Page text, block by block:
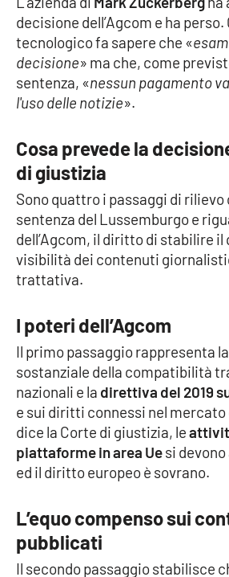
Venti di comunicazione
STREAMING
LaC Network
LaC OnAir
EDIZIONI
LOCALI
Catanzaro
Crotone
Vibo Valentia
Reggio Calabria
Cosenza
Lamezia Terme
decisione dell’Agcom e ha
tecnologico fa sapere che «
decisione» ma che, come
sentenza, «nessun pagamento
l'uso delle notizie».
Cosa prevede la
di giustizia
Sono quattro i passaggi di
sentenza del Lussemburgo e
dell’Agcom, il diritto di stabilire il
visibilità dei contenuti
trattativa.
I poteri dell’Agcom
Il primo passaggio rappresenta
sostanziale della compatibilità
nazionali e la direttiva del 2019
e sui diritti connessi nel mercato
dice la Corte di giustizia, le
piattaforme in area Uesi
ed il diritto europeo è sovrano.
L’equo compenso sui
pubblicati
Il secondo passaggio stabilisce